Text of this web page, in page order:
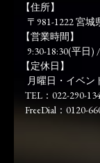
【住所】
〒981-1222 宮
【営業時間】
9:30-18:30(平日)
【定休日】
月曜日・イベン
TEL：022-290-
FreeDial：0120-